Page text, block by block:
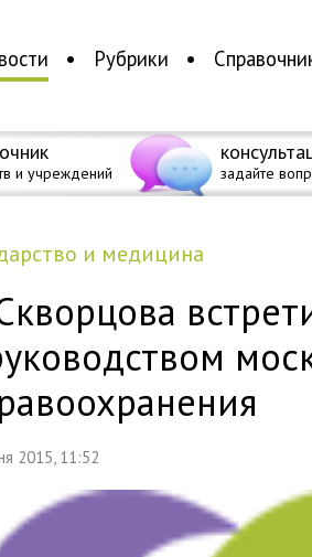
Рубрики
и учреждений задайте
и медицина
2015, 11:52